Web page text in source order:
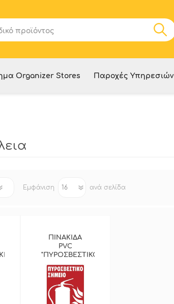
Organizer Stores Παροχές Υπηρεσιών
Εμφάνιση ανά σελίδα
ΠΙΝΑΚΙΔΑ
PVC
"ΠΥΡΟΣΒΕΣΤΙΚΟ
ΣΗΜΕΙΟ"
ΠΕΡΙΣΣΟΤΕΡΑ